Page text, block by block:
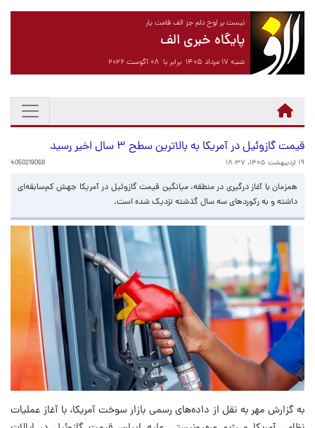
نیست بر لوح دلم جز الف قامت یار
پایگاه خبری الف
شنبه ۱۷ مرداد ۱۴۰۵ برابر با ۰۸ آگوست ۲۰۲۶
قیمت گازوئیل در آمریکا به بالاترین سطح ۳ سال اخیر رسید
۱۹ اردیبهشت ۱۴۰۵، ۱۸:۳۷ 4050219068
همزمان با آغاز درگیری در منطقه، میانگین قیمت گازوئیل در آمریکا جهش کم‌سابقه‌ای
داشته و به رکوردهای سه سال گذشته نزدیک شده است.
به گزارش مهر به نقل از داده‌های رسمی بازار سوخت آمریکا، با آغاز عملیات